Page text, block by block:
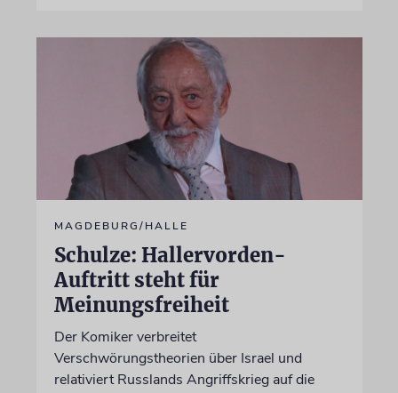
MAGDEBURG/HALLE
Schulze: Hallervorden-
Auftritt steht für
Meinungsfreiheit
Der Komiker verbreitet
Verschwörungstheorien über Israel und
relativiert Russlands Angriffskrieg auf die